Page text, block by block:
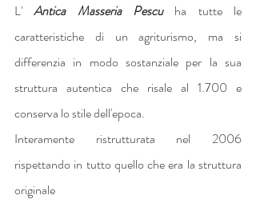
L' Antica Masseria Pescu ha tutte le
caratteristiche di un agriturismo, ma si
differenzia in modo sostanziale per la sua
struttura autentica che risale al 1.700 e
conserva lo stile dell'epoca.
Interamente ristrutturata nel 2006
rispettando in tutto quello che era la struttura
originale